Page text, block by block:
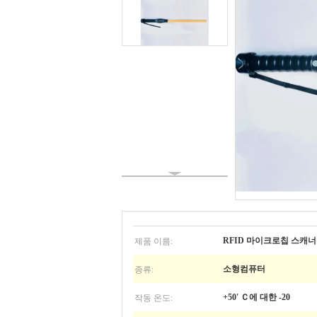
제품 이름: RFID 마이크로칩 스캐너
종류: 소형컴퓨터
작동 온도: +50' Ｃ에 대한 -20